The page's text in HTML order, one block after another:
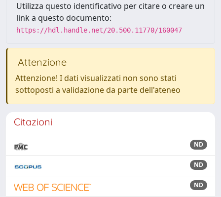
Utilizza questo identificativo per citare o creare un
link a questo documento:
https://hdl.handle.net/20.500.11770/160047
Attenzione
Attenzione! I dati visualizzati non sono stati
sottoposti a validazione da parte dell'ateneo
Citazioni
ND
ND
ND